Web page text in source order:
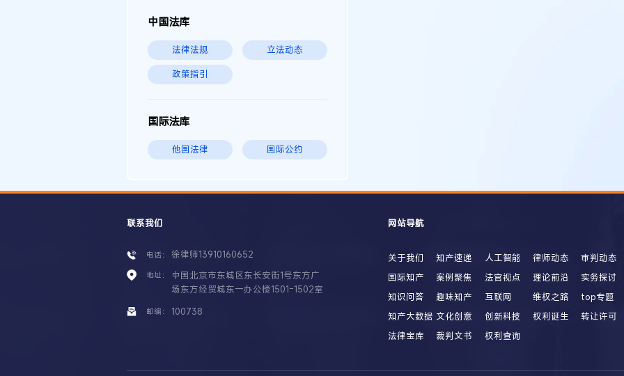
中国法库
法律法规 立法动态
政策指引
国际法库
他国法律 国际公约
联系我们
电话： 徐律师13910160652
地址：
中国北京市东城区东长安街1号东方广
场东方经贸城东一办公楼1501-1502室
邮编： 100738
网站导航
关于我们 知产速递 人工智能 律师动态
审判动态
国际知产
案例聚焦 法官视点 理论前沿
实务探讨
知识问答
趣味知产 互联网 维权之路
top专题
知产大数据 文化创意 创新科技 权利诞生
转让许可
法律宝库
裁判文书 权利查询